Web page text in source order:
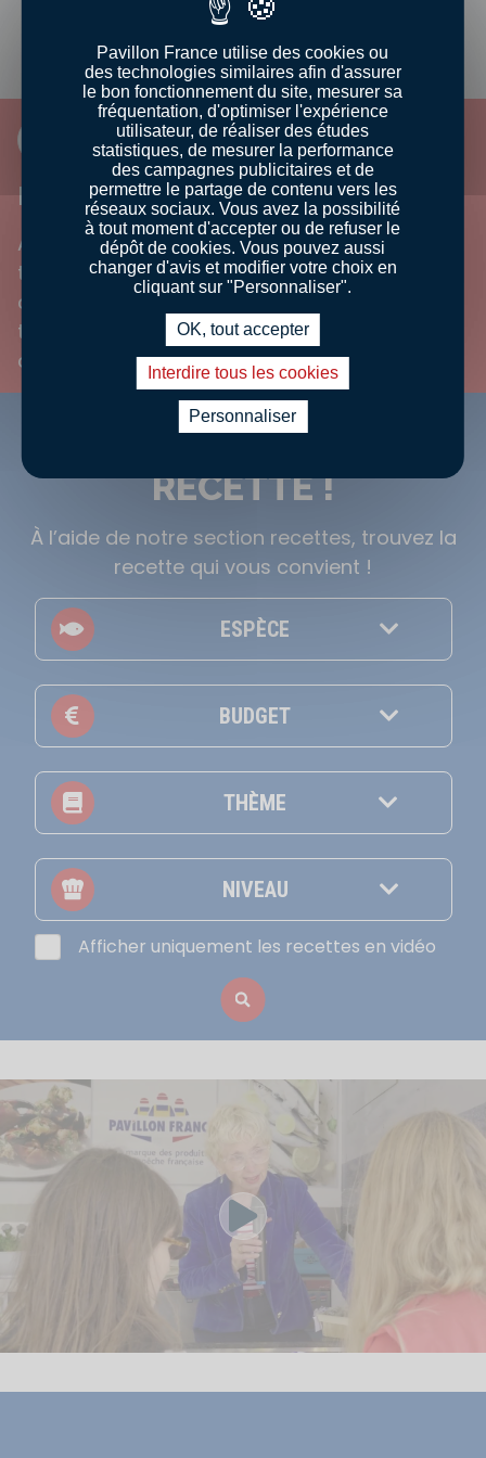
LES PORTS FRANÇAIS
LE PLUS
Au début du XIXe siècle, Quiberon fût un
temps le premier port sardinier de France. Le
quartier des conserveries de Port Maria
témoigne encore de cet âge d'or des « usines
à sardines ».
UNE ENVIE ? UNE
RECETTE !
À l’aide de notre section recettes, trouvez la
recette qui vous convient !
ESPÈCE
BUDGET
THÈME
NIVEAU
Afficher uniquement les recettes en vidéo
Voir la vidéo
Pavillon France utilise des cookies ou
des technologies similaires afin d'assurer
le bon fonctionnement du site, mesurer sa
fréquentation, d'optimiser l'expérience
utilisateur, de réaliser des études
statistiques, de mesurer la performance
des campagnes publicitaires et de
permettre le partage de contenu vers les
réseaux sociaux. Vous avez la possibilité
à tout moment d'accepter ou de refuser le
dépôt de cookies. Vous pouvez aussi
changer d'avis et modifier votre choix en
cliquant sur "Personnaliser".
OK, tout accepter
Interdire tous les cookies
Personnaliser